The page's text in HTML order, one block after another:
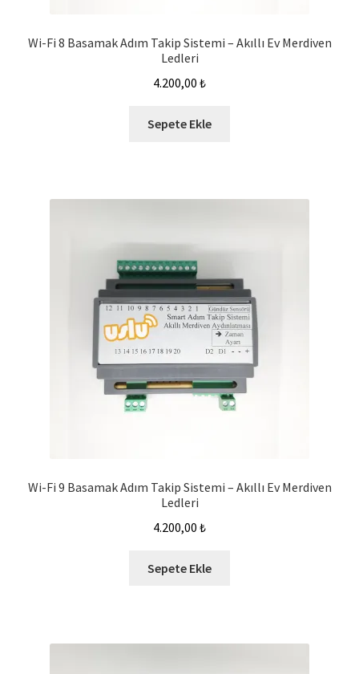
Wi-Fi 8 Basamak Adım Takip Sistemi – Akıllı Ev Merdiven
Ledleri
4.200,00 ₺
Sepete Ekle
Wi-Fi 9 Basamak Adım Takip Sistemi – Akıllı Ev Merdiven
Ledleri
4.200,00 ₺
Sepete Ekle